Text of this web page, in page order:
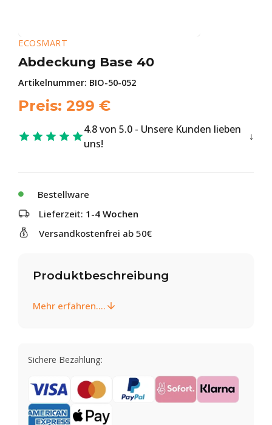
ECOSMART
Abdeckung Base 40
Artikelnummer: BIO-50-052
Preis: 299 €
4.8 von 5.0 - Unsere Kunden lieben
uns!
Bestellware
Lieferzeit: 1-4 Wochen
Versandkostenfrei ab 50€
Produktbeschreibung
Mehr erfahren....
Sichere Bezahlung: